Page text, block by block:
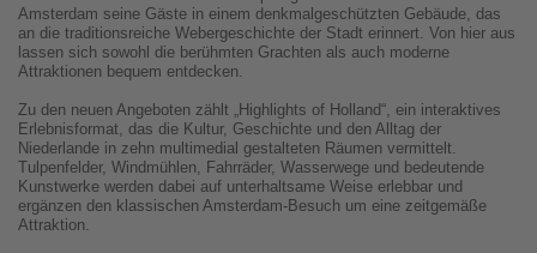
Amsterdam seine Gäste in einem denkmalgeschützten Gebäude, das
an die traditionsreiche Webergeschichte der Stadt erinnert. Von hier aus
lassen sich sowohl die berühmten Grachten als auch moderne
Attraktionen bequem entdecken.
Zu den neuen Angeboten zählt „Highlights of Holland“, ein interaktives
Erlebnisformat, das die Kultur, Geschichte und den Alltag der
Niederlande in zehn multimedial gestalteten Räumen vermittelt.
Tulpenfelder, Windmühlen, Fahrräder, Wasserwege und bedeutende
Kunstwerke werden dabei auf unterhaltsame Weise erlebbar und
ergänzen den klassischen Amsterdam-Besuch um eine zeitgemäße
Attraktion.